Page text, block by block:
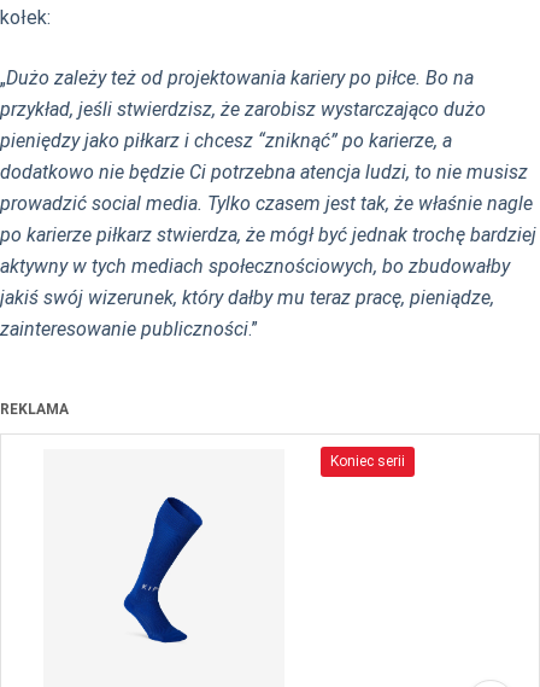
kołek:
„Dużo zależy też od projektowania kariery po piłce. Bo na
przykład, jeśli stwierdzisz, że zarobisz wystarczająco dużo
pieniędzy jako piłkarz i chcesz “zniknąć” po karierze, a
dodatkowo nie będzie Ci potrzebna atencja ludzi, to nie musisz
prowadzić social media. Tylko czasem jest tak, że właśnie nagle
po karierze piłkarz stwierdza, że mógł być jednak trochę bardziej
aktywny w tych mediach społecznościowych, bo zbudowałby
jakiś swój wizerunek, który dałby mu teraz pracę, pieniądze,
zainteresowanie publiczności.”
REKLAMA
Koniec serii